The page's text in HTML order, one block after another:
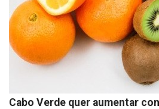
Cabo Verde quer aumentar